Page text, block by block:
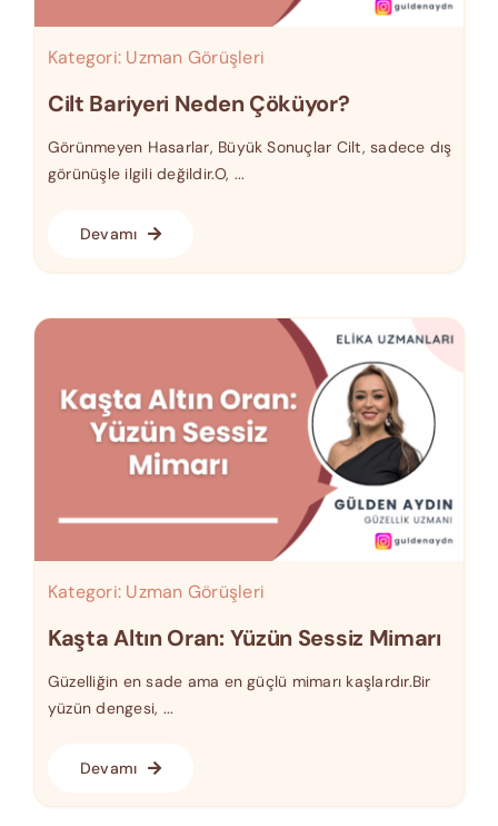
Kategori: Uzman Görüşleri
Cilt Bariyeri Neden Çöküyor?
Görünmeyen Hasarlar, Büyük Sonuçlar Cilt, sadece dış
görünüşle ilgili değildir.O, ...
Devamı
Kategori: Uzman Görüşleri
Kaşta Altın Oran: Yüzün Sessiz Mimarı
Güzelliğin en sade ama en güçlü mimarı kaşlardır.Bir
yüzün dengesi, ...
Devamı